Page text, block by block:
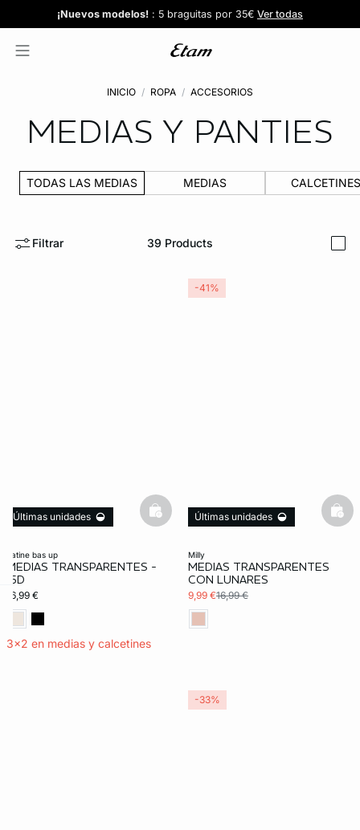
REBAJAS¡Ahora 3x2 en TODO*!Comprar
Confort invisible: Sujetadores desde 19,99€Descubrir
¡Nuevos modelos! : 5 braguitas por 35€ Ver todas
Novedades braguitas| 3x2 en todo*Descubrir
INICIO ROPA ACCESORIOS
MEDIAS Y PANTIES
TODAS LAS MEDIAS MEDIAS CALCETINES
Filtrar 39 Products
satine bas up
MEDIAS TRANSPARENTES -
15D
16,99 €
3x2 en medias y calcetines
Últimas unidades basketfull
milly
MEDIAS TRANSPARENTES
CON LUNARES
9,99 €16,99 €
Últimas unidades
-41%
-33%